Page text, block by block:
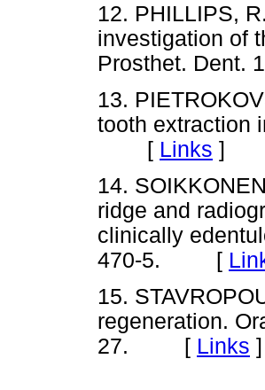
12. PHILLIPS,
investigation of
Prosthet.
13.
tooth extraction
[ Links ]
14.
ridge and
clinically
470-5. [
15.
regeneration.
27. [ Links ]